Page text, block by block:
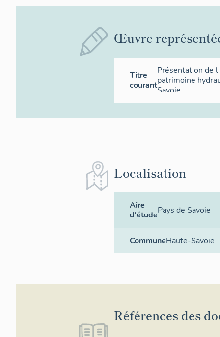
Œuvre
Titre
courant
Présentation de
patrimoine
Savoie
Localisation
Aire
d'étudePays de Savoie
CommuneHaute-Savoie
Références des